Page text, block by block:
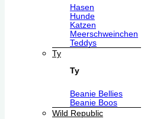
Hasen
Hunde
Katzen
Meerschweinchen
Teddys
Ty
Ty
Beanie Bellies
Beanie Boos
Wild Republic